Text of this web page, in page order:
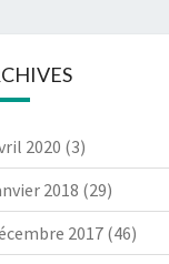
2020 (3)
2018 (29)
2017(46)